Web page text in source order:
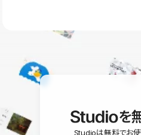
ユーザー同士で質問・相談できる
を
Studioは無料でお使